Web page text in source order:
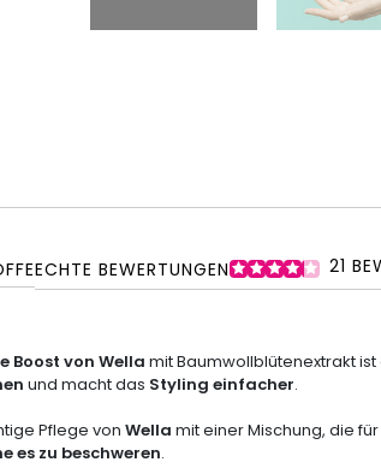
ECHTE BEWERTUNGEN 21
Boost von Wella mit Baumwollblütenextrakt ist
und macht das Styling einfacher.
Pflege von Wella mit einer Mischung, die
es zu beschweren.